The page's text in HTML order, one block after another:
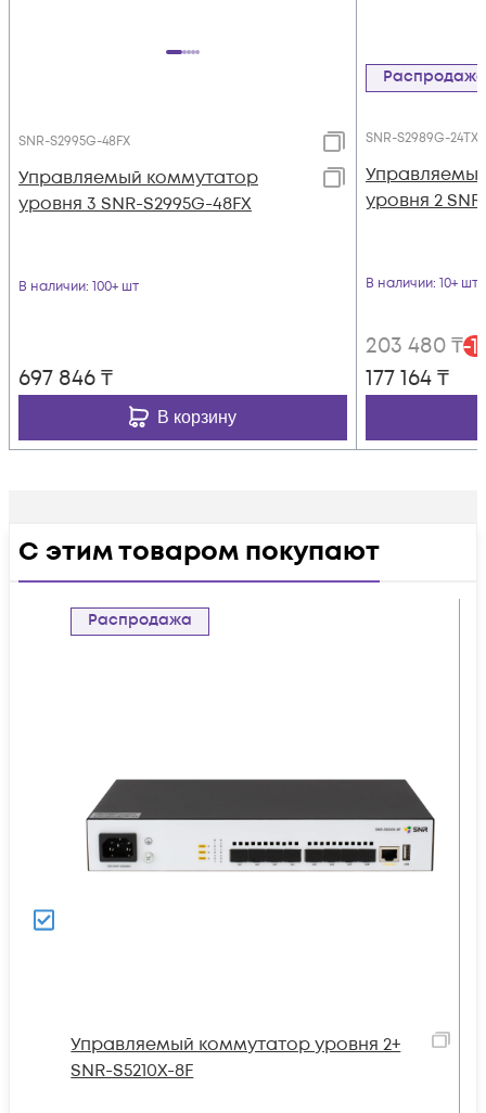
SNR-S2995G-48FX
Управляемый коммутатор
уровня 3 SNR-S2995G-48FX
В наличии: 100+ шт
697 846₸
В корзину
Распродажа
SNR-S2989G-24TX
уровня 2
В наличии: 10+ шт
203 480₸-
177 164₸
С этим товаром покупают
Распродажа
Управляемый коммутатор уровня 2+
SNR-S5210X-8F